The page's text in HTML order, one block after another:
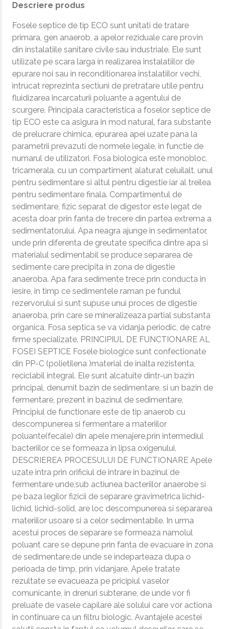
Descriere produs
Fosele septice de tip ECO sunt unitati de tratare
primara, gen anaerob, a apelor reziduale care provin
din instalatiile sanitare civile sau industriale. Ele sunt
utilizate pe scara larga in realizarea instalatiilor de
epurare noi sau in reconditionarea instalatiilor vechi,
intrucat reprezinta sectiuni de pretratare utile pentru
fluidizarea incarcaturii poluante a agentului de
scurgere. Principala caracteristica a foselor septice de
tip ECO este ca asigura in mod natural, fara substante
de prelucrare chimica, epurarea apei uzate pana la
parametrii prevazuti de normele legale, in functie de
numarul de utilizatori. Fosa biologica este monobloc,
tricamerala, cu un compartiment alaturat celuilalt, unul
pentru sedimentare si altul pentru digestie iar al treilea
pentru sedimentare finala. Compartimentul de
sedimentare, fizic separat de digestor este legat de
acesta doar prin fanta de trecere din partea extrema a
sedimentatorului. Apa neagra ajunge in sedimentator,
unde prin diferenta de greutate specifica dintre apa si
materialul sedimentabil se produce separarea de
sedimente care precipita in zona de digestie
anaeroba. Apa fara sedimente trece prin conducta in
iesire, in timp ce sedimentele raman pe fundul
rezervorului si sunt supuse unui proces de digestie
anaeroba, prin care se mineralizeaza partial substanta
organica. Fosa septica se va vidanja periodic, de catre
firme specializate. PRINCIPIUL DE FUNCTIONARE AL
FOSEI SEPTICE Fosele biologice sunt confectionate
din PP-C (polietilena )material de inalta rezistenta,
reciclabil integral. Ele sunt alcatuite dintr-un bazin
principal, denumit bazin de sedimentare, si un bazin de
fermentare, prezent in bazinul de sedimentare.
Principiul de functionare este de tip anaerob cu
descompunerea si fermentare a materiilor
poluante(fecale) din apele menajere,prin intermediul
bacteriilor ce se formeaza in lipsa oxigenului.
DESCRIEREA PROCESULUI DE FUNCTIONARE Apele
uzate intra prin orificiul de intrare in bazinul de
fermentare unde,sub actiunea bacteriilor anaerobe si
pe baza legilor fizicii de separare gravimetrica lichid-
lichid, lichid-solid, are loc descompunerea si separarea
materiilor usoare si a celor sedimentabile. In urma
acestui proces de separare se formeaza namolul
poluant care se depune prin fanta de evacuare in zona
de sedimentare,de unde se indeparteaza dupa o
perioada de timp, prin vidanjare. Apele tratate
rezultate se evacueaza pe pricipiul vaselor
comunicante, in drenuri subterane, de unde vor fi
preluate de vasele capilare ale solului care vor actiona
in continuare ca un filtru biologic. Avantajele acestei